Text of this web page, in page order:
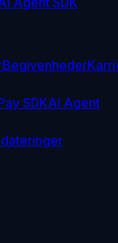
Begivenheder
SDKAI Agent